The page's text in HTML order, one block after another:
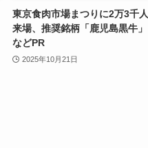
東京食肉市場まつりに2万3千人
来場、推奨銘柄「鹿児島黒牛」
などPR
2025年10月21日